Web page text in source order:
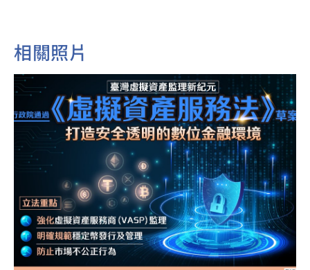
相關照片